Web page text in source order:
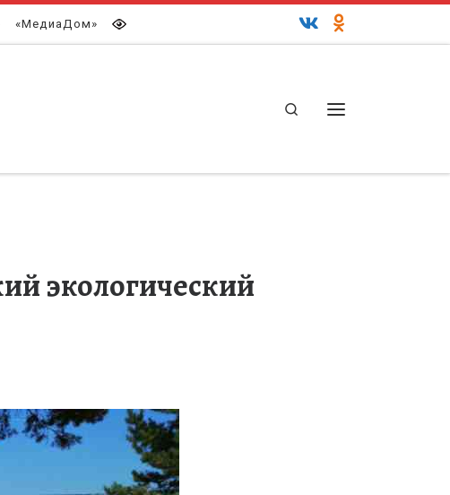
«МедиаДом»
Search
экологический